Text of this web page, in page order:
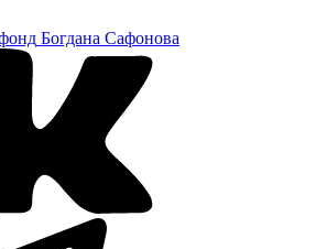
Богдана Сафонова